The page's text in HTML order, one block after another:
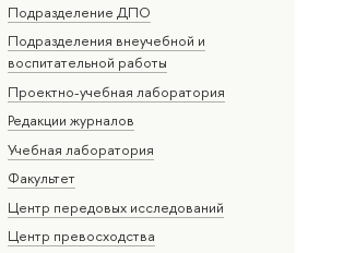
Подразделение ДПО
Подразделения внеучебной и
воспитательной работы
Проектно-учебная лаборатория
Редакции журналов
Учебная лаборатория
Факультет
Центр передовых исследований
Центр превосходства